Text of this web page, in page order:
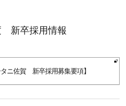
新卒採用情報
タニ佐賀 新卒採用募集要項】